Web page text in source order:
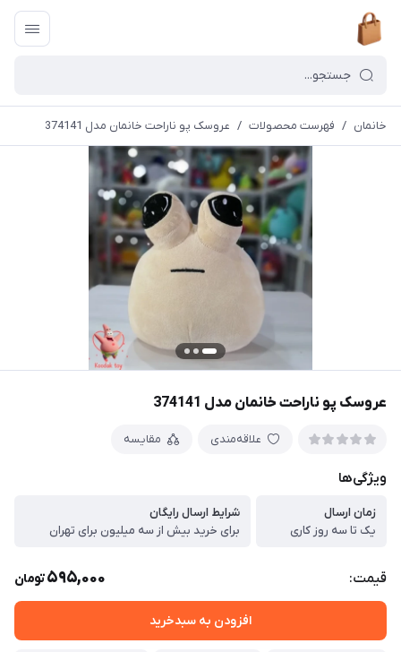
خانمان / فهرست محصولات / عروسک پو ناراحت خانمان مدل 374141
عروسک پو ناراحت خانمان مدل 374141
علاقه‌مندی مقایسه
ویژگی‌ها
زمان ارسال
یک تا سه روز کاری
شرایط ارسال رایگان
برای خرید بیش از سه میلیون برای تهران
قیمت: 595,000تومان
افزودن به سبدخرید